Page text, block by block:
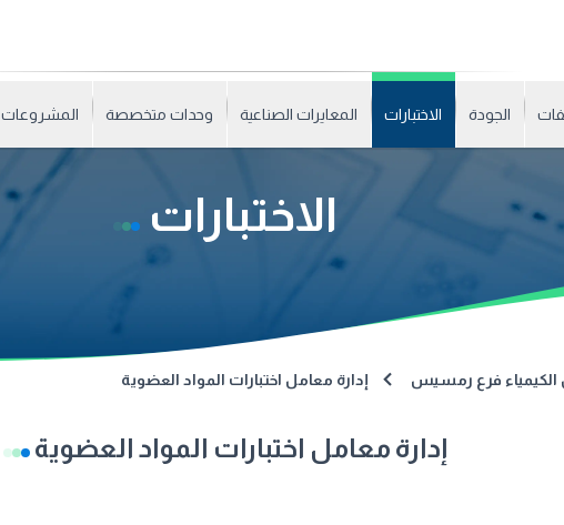
الجودة الاختبارات المعايرات الصناعية وحدات متخصصة المشروعات
الاختبارات
الكيمياء فرع رمسيس إدارة معامل اختبارات المواد العضوية
إدارة معامل اختبارات المواد العضوية